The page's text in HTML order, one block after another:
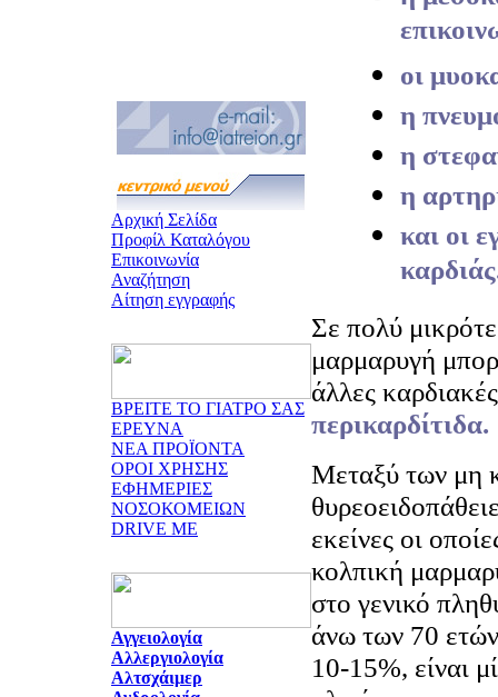
Αρχική Σελίδα
Προφίλ Καταλόγου
Επικοινωνία
Αναζήτηση
Αίτηση εγγραφής
ΒΡΕΙΤΕ ΤΟ ΓΙΑΤΡΟ ΣΑΣ
ΕΡΕΥΝΑ
ΝΕΑ ΠΡΟΪΟΝΤΑ
ΟΡΟΙ ΧΡΗΣΗΣ
ΕΦΗΜΕΡΙΕΣ
ΝΟΣΟΚΟΜΕΙΩΝ
DRIVE ME
Αγγειολογία
Αλλεργιολογία
Αλτσχάιμερ
οι
η
η
η
και οι
Σε πολύ
μαρμαρυγή
άλλες
περικαρδίτιδα.
Μεταξύ των μη
εκείνες οι
κολπική
στο γενικό
άνω των 70
10-15%, είναι